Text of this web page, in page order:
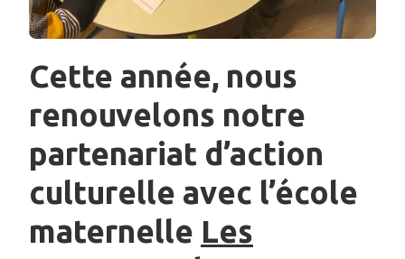
Cette année, nous
renouvelons notre
partenariat d’action
culturelle avec l’école
maternelle Les